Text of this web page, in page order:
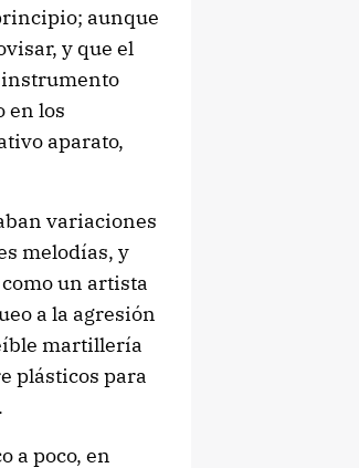
aunque
y que el
instrumento
en los
aparato,
variaciones
melodías, y
un artista
a la agresión
martillería
plásticos para
a poco, en